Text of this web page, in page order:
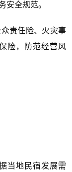
安全规范。
责任险、火灾事
险，防范经营风
当地民宿发展需